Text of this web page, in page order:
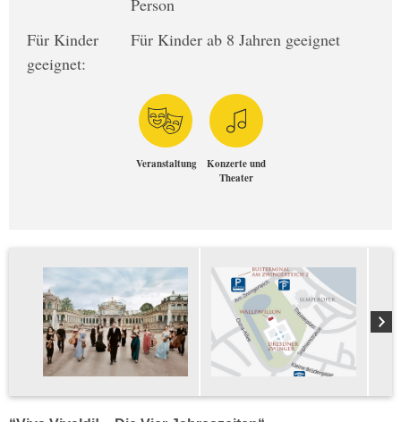
Person
Für Kinder
geeignet:
Für Kinder ab 8 Jahren geeignet
Veranstaltung
Konzerte und
Theater